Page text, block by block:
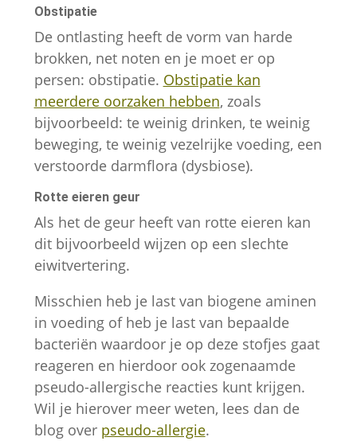
Obstipatie
De ontlasting heeft de vorm van harde
brokken, net noten en je moet er op
persen: obstipatie. Obstipatie kan
meerdere oorzaken hebben, zoals
bijvoorbeeld: te weinig drinken, te weinig
beweging, te weinig vezelrijke voeding, een
verstoorde darmflora (dysbiose).
Rotte eieren geur
Als het de geur heeft van rotte eieren kan
dit bijvoorbeeld wijzen op een slechte
eiwitvertering.
Misschien heb je last van biogene aminen
in voeding of heb je last van bepaalde
bacteriën waardoor je op deze stofjes gaat
reageren en hierdoor ook zogenaamde
pseudo-allergische reacties kunt krijgen.
Wil je hierover meer weten, lees dan de
blog over pseudo-allergie.
gebaseerd
op hoe de
website
wordt
gebruikt.
Gebruikerservaring
Om onze website zo
functioneren
gedurende je bezoek.
Als je deze cookies
weigert, zullen
sommige functies en
inhoud van de website
verdwijnen.
Marketing
Door je interesses
en je gedrag
tijdens je bezoek